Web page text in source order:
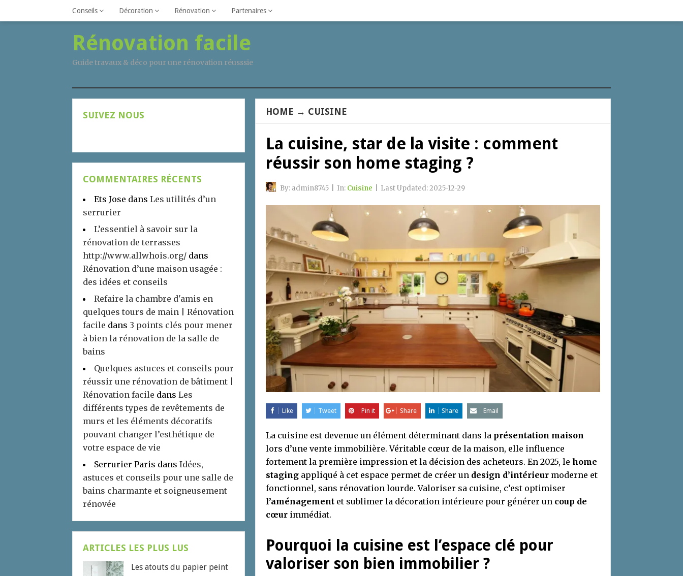
Conseils Décoration Rénovation Partenaires
Rénovation facile
Guide travaux & déco pour une rénovation réusssie
HOME → CUISINE
La cuisine, star de la visite : comment
réussir son home staging ?
By: admin8745 In: Cuisine Last Updated:2025-12-29
Like Tweet Pin it Share Share Email
La cuisine est devenue un élément déterminant dans la présentation maison
lors d’une vente immobilière. Véritable cœur de la maison, elle influence
fortement la première impression et la décision des acheteurs. En 2025, le home
staging appliqué à cet espace permet de créer un design d’intérieur moderne et
fonctionnel, sans rénovation lourde. Valoriser sa cuisine, c’est optimiser
l’aménagement et sublimer la décoration intérieure pour générer un coup de
cœur immédiat.
Pourquoi la cuisine est l’espace clé pour
valoriser son bien immobilier ?
SUIVEZ NOUS
COMMENTAIRES RÉCENTS
Ets Jose dans Les utilités d’un
serrurier
L’essentiel à savoir sur la
rénovation de terrasses
http://www.allwhois.org/ dans
Rénovation d’une maison usagée :
des idées et conseils
Refaire la chambre d'amis en
quelques tours de main | Rénovation
facile dans 3 points clés pour mener
à bien la rénovation de la salle de
bains
Quelques astuces et conseils pour
réussir une rénovation de bâtiment |
Rénovation facile dans Les
différents types de revêtements de
murs et les éléments décoratifs
pouvant changer l’esthétique de
votre espace de vie
Serrurier Paris dans Idées,
astuces et conseils pour une salle de
bains charmante et soigneusement
rénovée
ARTICLES LES PLUS LUS
Les atouts du papier peint